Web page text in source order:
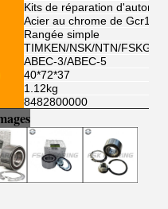
Kits de réparation
Acier au chrome de Gcr15
Rangée simple
TIMKEN/NSK/NTN/FSKG/
ABEC-3/ABEC-5
40*72*37
1.12kg
8482800000